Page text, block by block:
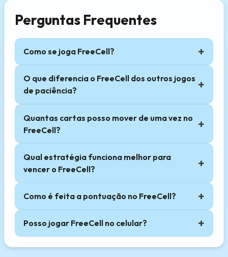
Perguntas Frequentes
Como se joga FreeCell?
O que diferencia o FreeCell dos outros jogos
de paciência?
Quantas cartas posso mover de uma vez no
FreeCell?
Qual estratégia funciona melhor para
vencer o FreeCell?
Como é feita a pontuação no FreeCell?
Posso jogar FreeCell no celular?